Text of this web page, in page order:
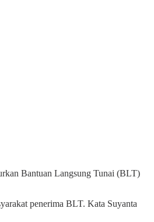
Bantuan Langsung Tunai (BLT)
penerima BLT. Kata Suyanta